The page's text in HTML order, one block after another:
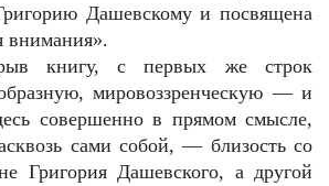
Дашевскому и посвящена
внимания».
книгу, с первых же строк
мировоззренческую — и
совершенно в прямом смысле,
сами собой, — близость со
Григория Дашевского, а другой